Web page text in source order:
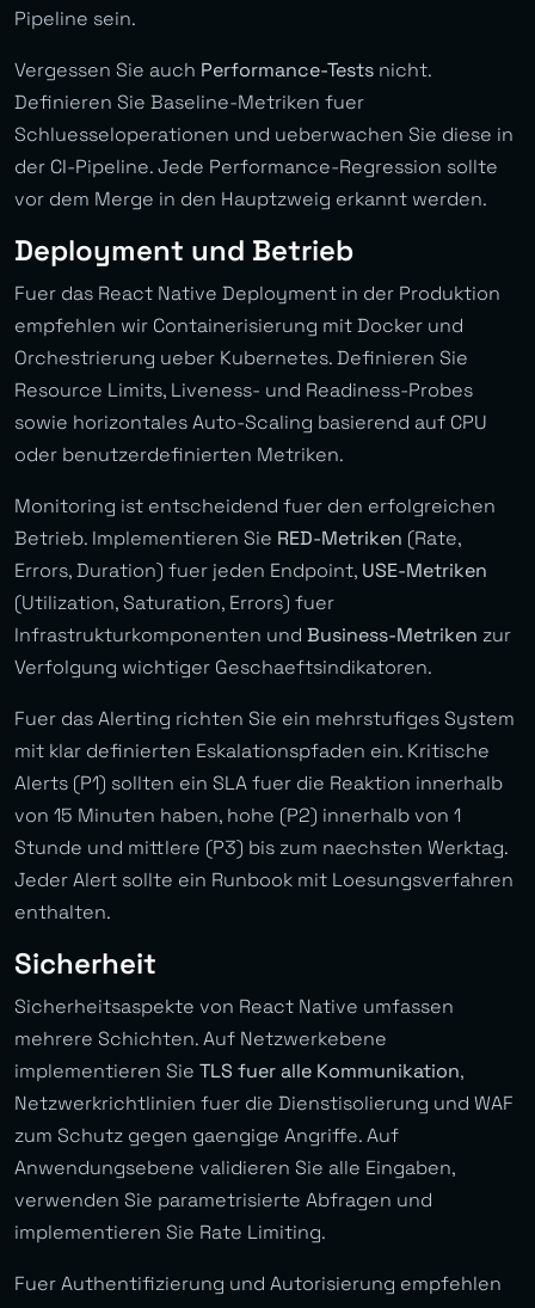
Pipeline sein.
Vergessen Sie auch Performance-Tests nicht.
Definieren Sie Baseline-Metriken fuer
Schluesseloperationen und ueberwachen Sie diese in
der CI-Pipeline. Jede Performance-Regression sollte
vor dem Merge in den Hauptzweig erkannt werden.
Deployment und Betrieb
Fuer das React Native Deployment in der Produktion
empfehlen wir Containerisierung mit Docker und
Orchestrierung ueber Kubernetes. Definieren Sie
Resource Limits, Liveness- und Readiness-Probes
sowie horizontales Auto-Scaling basierend auf CPU
oder benutzerdefinierten Metriken.
Monitoring ist entscheidend fuer den erfolgreichen
Betrieb. Implementieren Sie RED-Metriken (Rate,
Errors, Duration) fuer jeden Endpoint, USE-Metriken
(Utilization, Saturation, Errors) fuer
Infrastrukturkomponenten und Business-Metriken zur
Verfolgung wichtiger Geschaeftsindikatoren.
Fuer das Alerting richten Sie ein mehrstufiges System
mit klar definierten Eskalationspfaden ein. Kritische
Alerts (P1) sollten ein SLA fuer die Reaktion innerhalb
von 15 Minuten haben, hohe (P2) innerhalb von 1
Stunde und mittlere (P3) bis zum naechsten Werktag.
Jeder Alert sollte ein Runbook mit Loesungsverfahren
enthalten.
Sicherheit
Sicherheitsaspekte von React Native umfassen
mehrere Schichten. Auf Netzwerkebene
implementieren Sie TLS fuer alle Kommunikation,
Netzwerkrichtlinien fuer die Dienstisolierung und WAF
zum Schutz gegen gaengige Angriffe. Auf
Anwendungsebene validieren Sie alle Eingaben,
verwenden Sie parametrisierte Abfragen und
implementieren Sie Rate Limiting.
Fuer Authentifizierung und Autorisierung empfehlen